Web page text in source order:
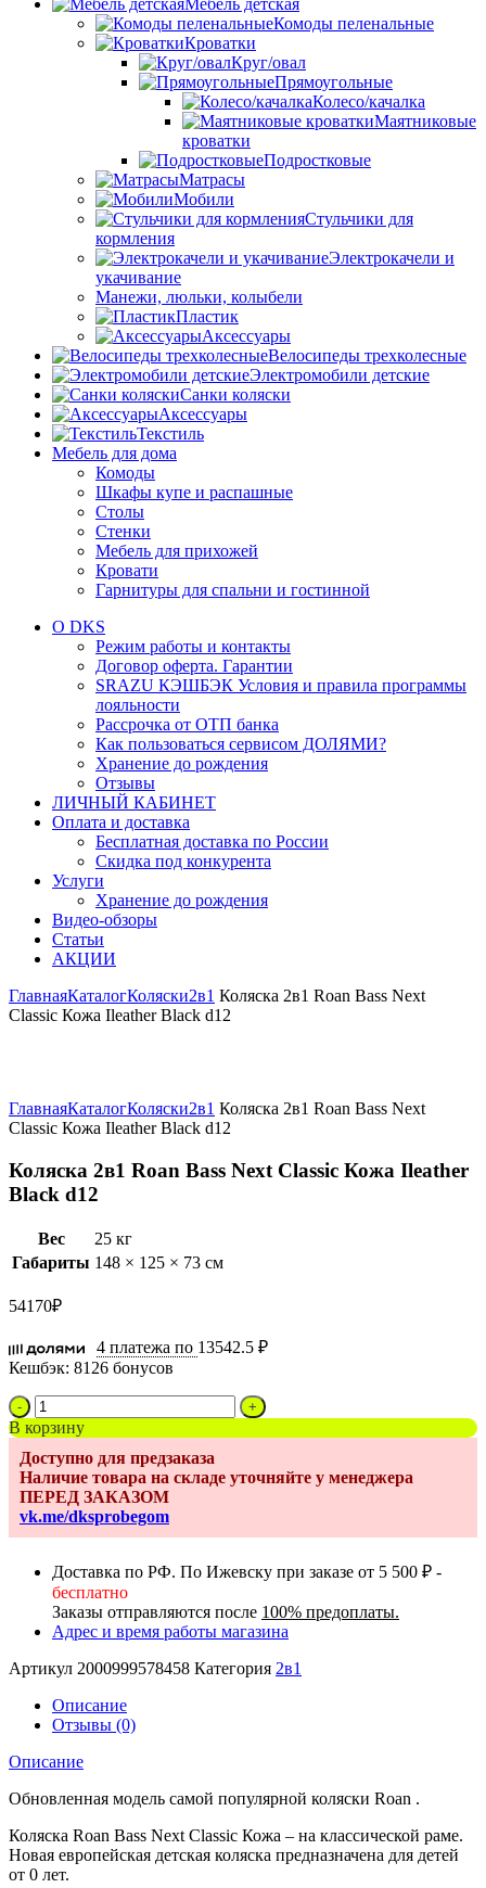
Мебель детская
Комоды пеленальные
Кроватки
Круг/овал
Прямоугольные
Колесо/качалка
Маятниковые
кроватки
Подростковые
Матрасы
Мобили
Стульчики для
кормления
Электрокачели и
укачивание
Манежи, люльки, колыбели
Пластик
Аксессуары
Велосипеды трехколесные
Электромобили детские
Санки коляски
Аксессуары
Текстиль
Мебель для дома
Комоды
Шкафы купе и распашные
Столы
Стенки
Мебель для прихожей
Кровати
Гарнитуры для спальни и гостинной
О DKS
Режим работы и контакты
Договор оферта. Гарантии
SRAZU КЭШБЭК Условия и правила программы
лояльности
Рассрочка от ОТП банка
Как пользоваться сервисом ДОЛЯМИ?
Хранение до рождения
Отзывы
ЛИЧНЫЙ КАБИНЕТ
Оплата и доставка
Бесплатная доставка по России
Скидка под конкурента
Услуги
Хранение до рождения
Видео-обзоры
Статьи
АКЦИИ
ГлавнаяКаталогКоляски2в1 Коляска 2в1 Roan Bass Next
Classic Кожа Ileather Black d12
ГлавнаяКаталогКоляски2в1 Коляска 2в1 Roan Bass Next
Classic Кожа Ileather Black d12
Коляска 2в1 Roan Bass Next Classic Кожа Ileather
Black d12
Вес
25 кг
Габариты 148 × 125 × 73 см
54170₽
4 платежа по 13542.5 ₽
Кешбэк: 8126 бонусов
Количество
товара
Коляска
2в1
Roan
Bass
Next
Classic
Ileather
Black
d12
В корзину
Доступно для предзаказа
Наличие товара на складе уточняйте у менеджера
ПЕРЕД ЗАКАЗОМ
vk.me/dksprobegom
Доставка по РФ. По Ижевску при заказе от 5 500 ₽ -
бесплатно
Заказы отправляются после 100% предоплаты.
Адрес и время работы магазина
Артикул 2000999578458 Категория 2в1
Описание
Отзывы (0)
Описание
Обновленная модель самой популярной коляски Roan .
Коляска Roan Bass Next Classic Кожа – на классической раме.
Новая европейская детская коляска предназначена для детей
от 0 лет.